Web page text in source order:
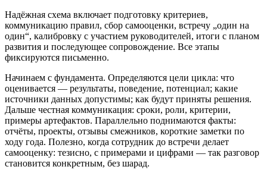
Надёжная схема включает подготовку критериев,
коммуникацию правил, сбор самооценки, встречу „один на
один“, калибровку с участием руководителей, итоги с планом
развития и последующее сопровождение. Все этапы
фиксируются письменно.
Начинаем с фундамента. Определяются цели цикла: что
оценивается — результаты, поведение, потенциал; какие
источники данных допустимы; как будут приняты решения.
Дальше честная коммуникация: сроки, роли, критерии,
примеры артефактов. Параллельно поднимаются факты:
отчёты, проекты, отзывы смежников, короткие заметки по
ходу года. Полезно, когда сотрудник до встречи делает
самооценку: тезисно, с примерами и цифрами — так разговор
становится конкретным, без шарад.